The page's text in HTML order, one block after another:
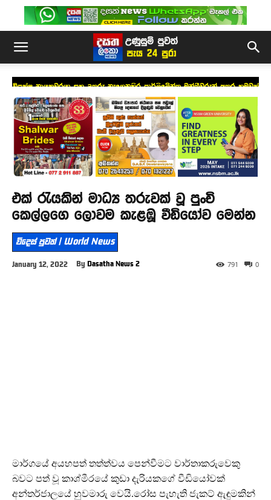
විපක්ෂ නායකවරයා සහ උතුරු නැගෙනහිර පාර්ලිමේන්තු මන්ත්‍රීවරුන් අතර හමුවක්
එක් රැයකින් මාධ්‍ය තරුවක් වූ පුංචි
කෙල්ලගෙ ලොවම කැළඹූ වීඩියෝව මෙන්න
විදෙස් පුවත් | World News
January 12, 2022 By Dasatha News 2 0
791
මාර්ගයේ අයහපත් තත්ත්වය පෙන්වීමට වාර්තාකරුවෙකු
බවට පත් වූ කාශ්මීරයේ කුඩා දැරියකගේ වීඩියෝවක්
අන්තර්ජාලයේ හුවමාරු වෙයි.රෝස පැහැති ජැකට් ඇඳුමකින්